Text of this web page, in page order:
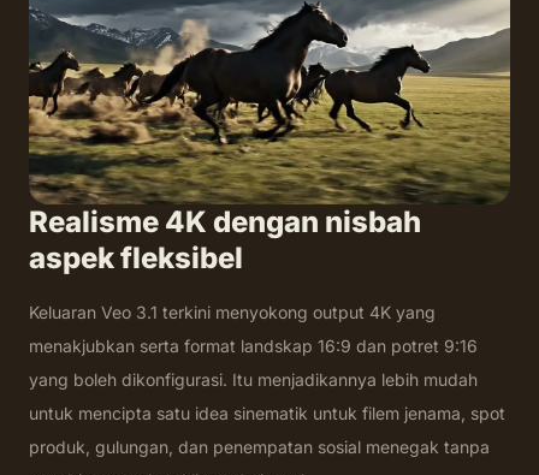
Realisme 4K dengan nisbah
aspek fleksibel
Keluaran Veo 3.1 terkini menyokong output 4K yang
menakjubkan serta format landskap 16:9 dan potret 9:16
yang boleh dikonfigurasi. Itu menjadikannya lebih mudah
untuk mencipta satu idea sinematik untuk filem jenama, spot
produk, gulungan, dan penempatan sosial menegak tanpa